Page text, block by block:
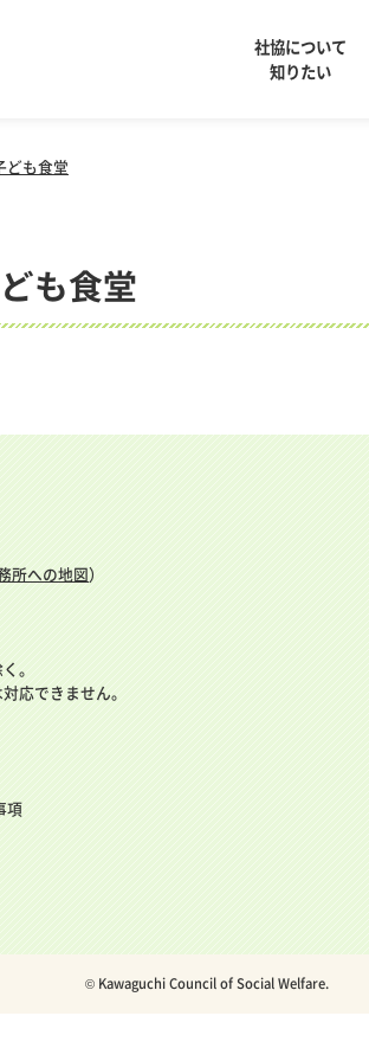
社協について
知りたい
ども食堂
も食堂
所への地図）
。
応できません。
項
© Kawaguchi Council of Social Welfare.